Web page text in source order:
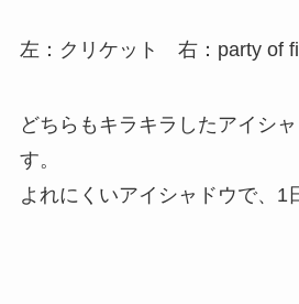
左：クリケット 右：party of
どちらもキラキラしたアイシ
す。
よれにくいアイシャドウで、1